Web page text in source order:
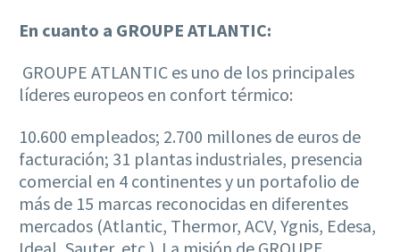
En cuanto a GROUPE ATLANTIC:
GROUPE ATLANTIC es uno de los principales
líderes europeos en confort térmico:
10.600 empleados; 2.700 millones de euros de
facturación; 31 plantas industriales, presencia
comercial en 4 continentes y un portafolio de
más de 15 marcas reconocidas en diferentes
mercados (Atlantic, Thermor, ACV, Ygnis, Edesa,